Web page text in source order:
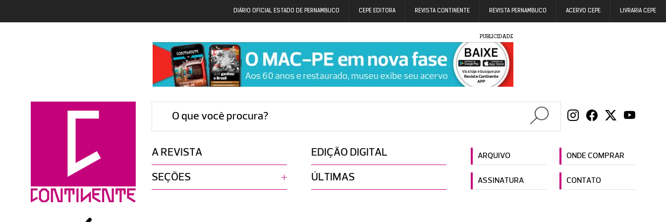
DIÁRIO OFICIAL ESTADO DE PERNAMBUCO CEPE EDITORA REVISTA CONTINENTE REVISTA PERNAMBUCO ACERVO CEPE LIVRARIA CEPE
PUBLICIDADE
O que você procura?
A REVISTA EDIÇÃO DIGITAL ARQUIVO ONDE COMPRAR
SEÇÕES ÚLTIMAS ASSINATURA CONTATO